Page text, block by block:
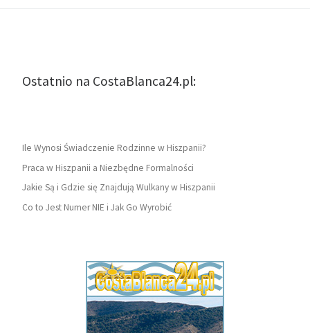
Ostatnio na CostaBlanca24.pl:
Ile Wynosi Świadczenie Rodzinne w Hiszpanii?
Praca w Hiszpanii a Niezbędne Formalności
Jakie Są i Gdzie się Znajdują Wulkany w Hiszpanii
Co to Jest Numer NIE i Jak Go Wyrobić